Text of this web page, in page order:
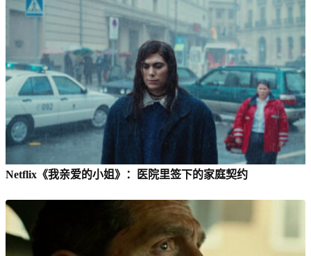
Netflix《我亲爱的小姐》：医院里签下的家庭契约